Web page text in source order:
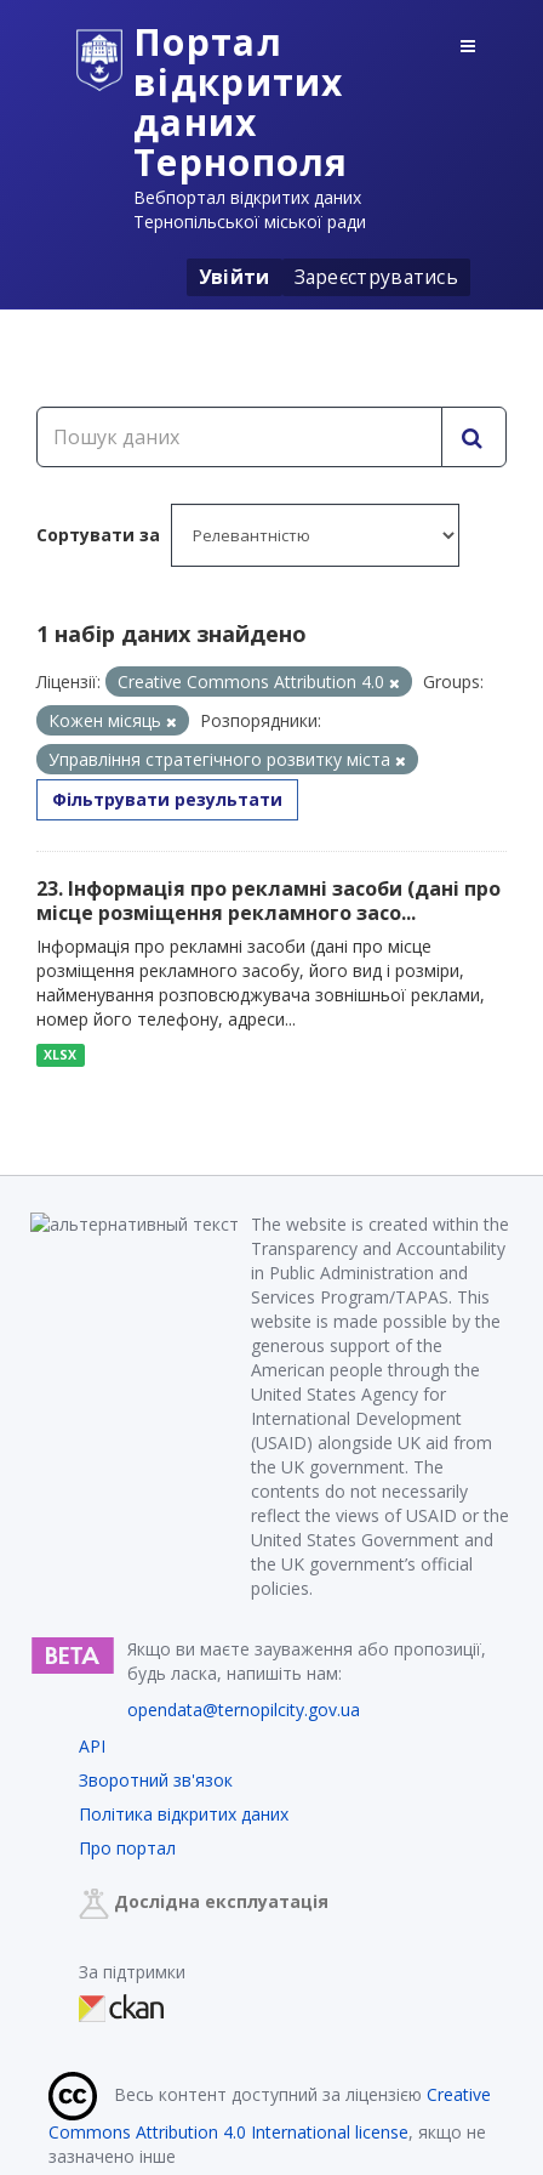
Портал
відкритих
даних
Тернополя
Вебпортал відкритих даних
Тернопільської міської ради
Увійти Зареєструватись
Сортувати за
1 набір даних знайдено
Ліцензії: Creative Commons Attribution 4.0
Groups:
Кожен місяць
Розпорядники:
Управління стратегічного розвитку міста
Фільтрувати результати
23. Інформація про рекламні засоби (дані про
місце розміщення рекламного засо...
Інформація про рекламні засоби (дані про місце
розміщення рекламного засобу, його вид і розміри,
найменування розповсюджувача зовнішньої реклами,
номер його телефону, адреси...
XLSX
The website is created within the
Transparency and Accountability
in Public Administration and
Services Program/TAPAS. This
website is made possible by the
generous support of the
American people through the
United States Agency for
International Development
(USAID) alongside UK aid from
the UK government. The
contents do not necessarily
reflect the views of USAID or the
United States Government and
the UK government’s official
policies.
Якщо ви маєте зауваження або пропозиції,
будь ласка, напишіть нам:
opendata@ternopilcity.gov.ua
API
Зворотний зв'язок
Політика відкритих даних
Про портал
Дослідна експлуатація
За підтримки
Весь контент доступний за ліцензією Creative
Commons Attribution 4.0 International license, якщо не
зазначено інше